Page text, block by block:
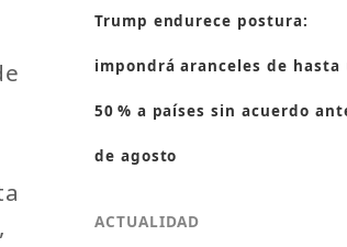
Trump endurece postura:
impondrá aranceles de hasta
50 % a países sin acuerdo
de agosto
ACTUALIDAD